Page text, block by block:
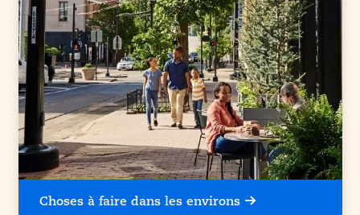
Choses à faire dans les environs